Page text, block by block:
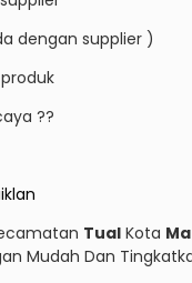
dengan supplier )
??
TualKota
Mudah Dan